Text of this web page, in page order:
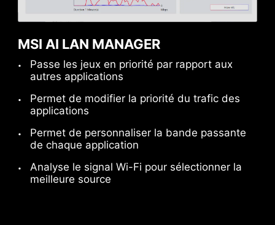
MSI AI LAN MANAGER
Passe les jeux en priorité par rapport aux
autres applications
Permet de modifier la priorité du trafic des
applications
Permet de personnaliser la bande passante
de chaque application
Analyse le signal Wi-Fi pour sélectionner la
meilleure source